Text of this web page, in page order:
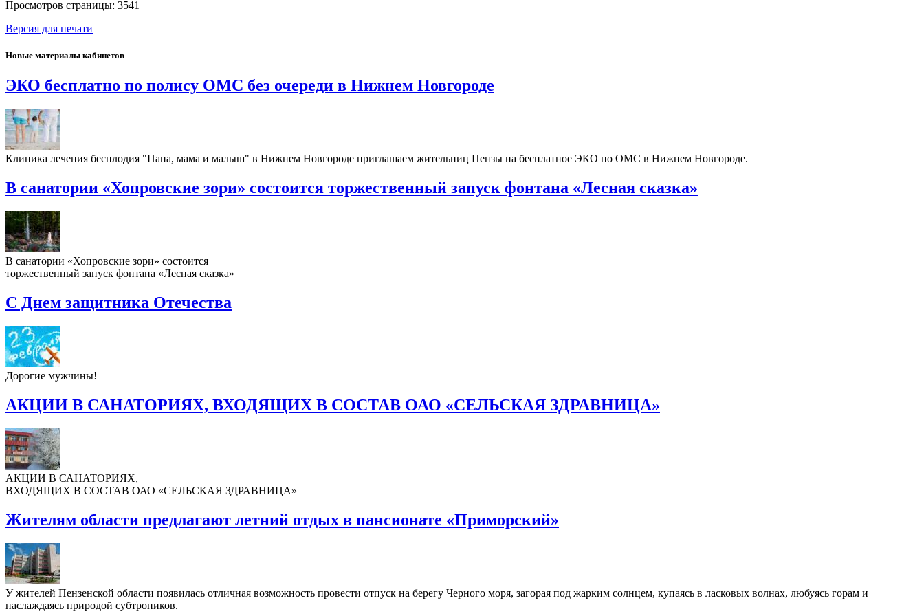
Просмотров страницы: 3541
Версия для печати
Новые материалы кабинетов
ЭКО бесплатно по полису ОМС без очереди в Нижнем Новгороде
Клиника лечения бесплодия "Папа, мама и малыш" в Нижнем Новгороде приглашаем жительниц Пензы на бесплатное ЭКО по ОМС в Нижнем Новгороде.
В санатории «Хопровские зори» состоится торжественный запуск фонтана «Лесная сказка»
В санатории «Хопровские зори» состоится
торжественный запуск фонтана «Лесная сказка»
С Днем защитника Отечества
Дорогие мужчины!
АКЦИИ В САНАТОРИЯХ, ВХОДЯЩИХ В СОСТАВ ОАО «СЕЛЬСКАЯ ЗДРАВНИЦА»
АКЦИИ В САНАТОРИЯХ,
ВХОДЯЩИХ В СОСТАВ ОАО «СЕЛЬСКАЯ ЗДРАВНИЦА»
Жителям области предлагают летний отдых в пансионате «Приморский»
У жителей Пензенской области появилась отличная возможность провести отпуск на берегу Черного моря, загорая под жарким солнцем, купаясь в ласковых волнах, любуясь горам и
наслаждаясь природой субтропиков.